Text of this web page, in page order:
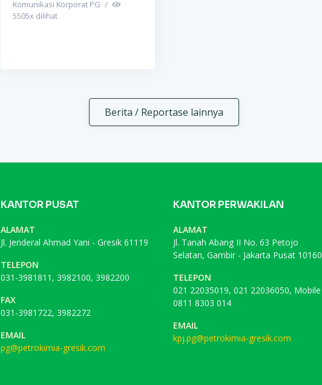
Komunikasi Korporat PG /
5505x dilihat
Berita / Reportase lainnya
KANTOR PUSAT
ALAMAT
Jl. Jenderal Ahmad Yani - Gresik 61119
TELEPON
031-3981811, 3982100, 3982200
FAX
031-3981722, 3982272
EMAIL
pg@petrokimia-gresik.com
KANTOR PERWAKILAN
ALAMAT
Jl. Tanah Abang II No. 63 Petojo
Selatan, Gambir - Jakarta Pusat 10160
TELEPON
021 22035019, 021 22036050, Mobile
0811 8303 014
EMAIL
kpj.pg@petrokimia-gresik.com